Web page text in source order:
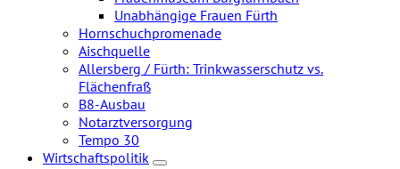
Unabhängige Frauen Fürth
Hornschuchpromenade
Aischquelle
Allersberg / Fürth: Trinkwasserschutz vs.
Flächenfraß
B8-Ausbau
Notarztversorgung
Tempo 30
Wirtschaftspolitik